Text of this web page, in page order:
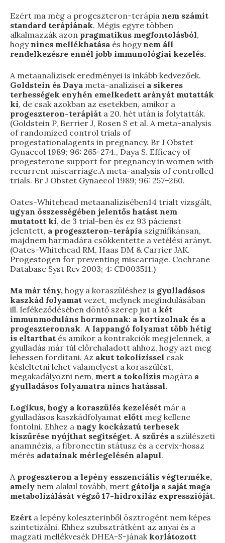
Ezért ma még a progeszteron-terápia nem számít
standard terápiának. Mégis egyre többen
alkalmazzák azon pragmatikus megfontolásból,
hogy nincs mellékhatása és hogy nem áll
rendelkezésre ennél jobb immunológiai kezelés.
A metaanalízisek eredményei is inkább kedvezőek.
Goldstein és Daya meta-analízisei a sikeres
terhességek enyhén emelkedett arányát mutatták
ki, de csak azokban az esetekben, amikor a
progeszteron-terápiát a 20. hét után is folytatták.
(Goldstein P, Berrier J, Rosen S et al. A meta-analysis
of randomized control trials of
progestationalagents in pregnancy. Br J Obstet
Gynaecol 1989; 96: 265–274., Daya S. Efficacy of
progesterone support for pregnancy in women with
recurrent miscarriage.A meta-analysis of controlled
trials. Br J Obstet Gynaecol 1989; 96: 257–260.
Oates-Whitehead metaanalízisében14 trialt vizsgált,
ugyan összességében jelentős hatást nem
mutatott ki, de 3 trial-ben és ez 93 pácienst
jelentett, a progeszteron-terápia szignifikánsan,
majdnem harmadára csökkentette a vetélési arányt.
(Oates-Whitehead RM, Haas DM & Carrier JAK.
Progestogen for preventing miscarriage. Cochrane
Database Syst Rev 2003; 4: CD003511.)
Ma már tény, hogy a koraszüléshez is gyulladásos
kaszkád folyamat vezet, melynek megindulásában
ill. lefékeződésében döntő szerep jut a két
immunmoduláns hormonnak: a kortizolnak és a
progeszteronnak. A lappangó folyamat több hétig
is eltarthat és amikor a kontrakciók megjelennek, a
gyulladás már túl előrehaladott ahhoz, hogy azt meg
lehessen fordítani. Az akut tokolízissel csak
késleltetni lehet valamelyest a koraszülést,
megakadályozni nem, mert a tokolízis magára a
gyulladásos folyamatra nincs hatással.
Logikus, hogy a koraszülés kezelését már a
gyulladásos kaszkádfolyamat előtt meg kellene
fontolni. Ehhez a nagy kockázatú terhesek
kiszűrése nyújthat segítséget. A szűrés a szülészeti
anamnézis, a fibronectin státusz és a cervix-hossz
mérés adatainak mérlegelésén alapul.
A progeszteron a lepény esszenciális végterméke,
amely nem alakul tovább, mert gátolja a saját maga
metabolizálását végző 17-hidroxiláz expresszióját.
Ezért a lepény koleszterinből ösztrogént nem képes
szintetizálni. Ehhez szubsztrátként az anyai és a
magzati mellékvesék DHEA-S-jának korlátozott